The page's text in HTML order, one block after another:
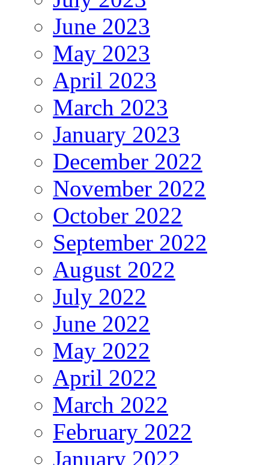
June 2023
May 2023
April 2023
March 2023
January 2023
December 2022
November 2022
October 2022
September 2022
August 2022
July 2022
June 2022
May 2022
April 2022
March 2022
February 2022
January 2022